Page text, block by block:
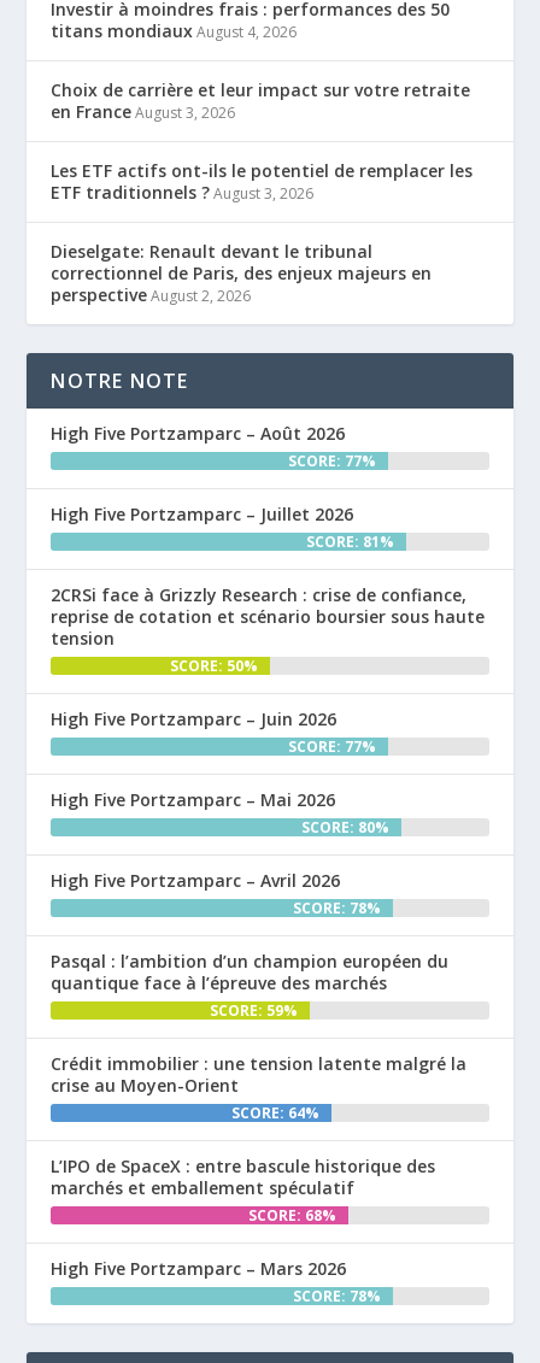
Investir à moindres frais : performances des 50
titans mondiaux August 4, 2026
Choix de carrière et leur impact sur votre retraite
en France August 3, 2026
Les ETF actifs ont-ils le potentiel de remplacer les
ETF traditionnels ? August 3, 2026
Dieselgate: Renault devant le tribunal
correctionnel de Paris, des enjeux majeurs en
perspective August 2, 2026
NOTRE NOTE
High Five Portzamparc – Août 2026
SCORE: 77%
High Five Portzamparc – Juillet 2026
SCORE: 81%
2CRSi face à Grizzly Research : crise de confiance,
reprise de cotation et scénario boursier sous haute
tension
SCORE: 50%
High Five Portzamparc – Juin 2026
SCORE: 77%
High Five Portzamparc – Mai 2026
SCORE: 80%
High Five Portzamparc – Avril 2026
SCORE: 78%
Pasqal : l’ambition d’un champion européen du
quantique face à l’épreuve des marchés
SCORE: 59%
Crédit immobilier : une tension latente malgré la
crise au Moyen-Orient
SCORE: 64%
L’IPO de SpaceX : entre bascule historique des
marchés et emballement spéculatif
SCORE: 68%
High Five Portzamparc – Mars 2026
SCORE: 78%